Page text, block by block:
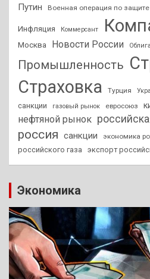
Путин
Военная операция по
Инфляция Коммерсант
Москва Новости России
Промышленность
Страховка
Турция
санкции
газовый рынок евросоюз
нефтяной рынок
россия санкции экономика
российского газа
экспорт
Экономика